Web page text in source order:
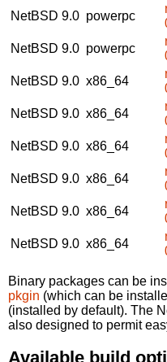
NetBSD 9.0 powerpc
NetBSD 9.0 powerpc
NetBSD 9.0 x86_64
NetBSD 9.0 x86_64
NetBSD 9.0 x86_64
NetBSD 9.0 x86_64
NetBSD 9.0 x86_64
NetBSD 9.0 x86_64
Binary packages can be
pkgin (which can be
(installed by default). The
also designed to permit
Available build